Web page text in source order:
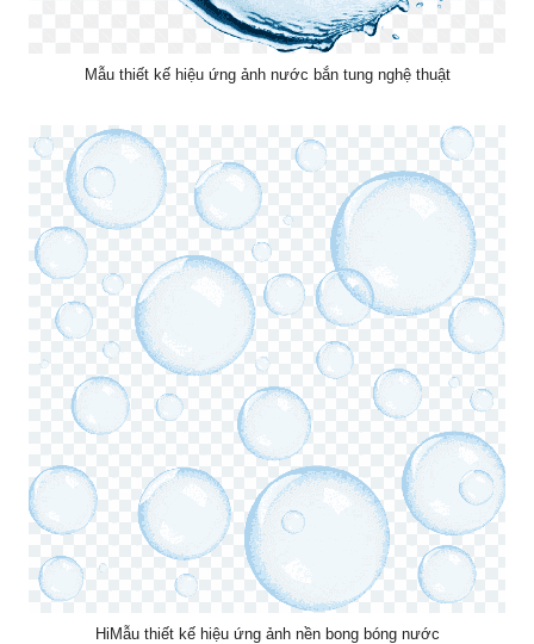
Mẫu thiết kế hiệu ứng ảnh nước bắn tung nghệ thuật
HiMẫu thiết kế hiệu ứng ảnh nền bong bóng nước